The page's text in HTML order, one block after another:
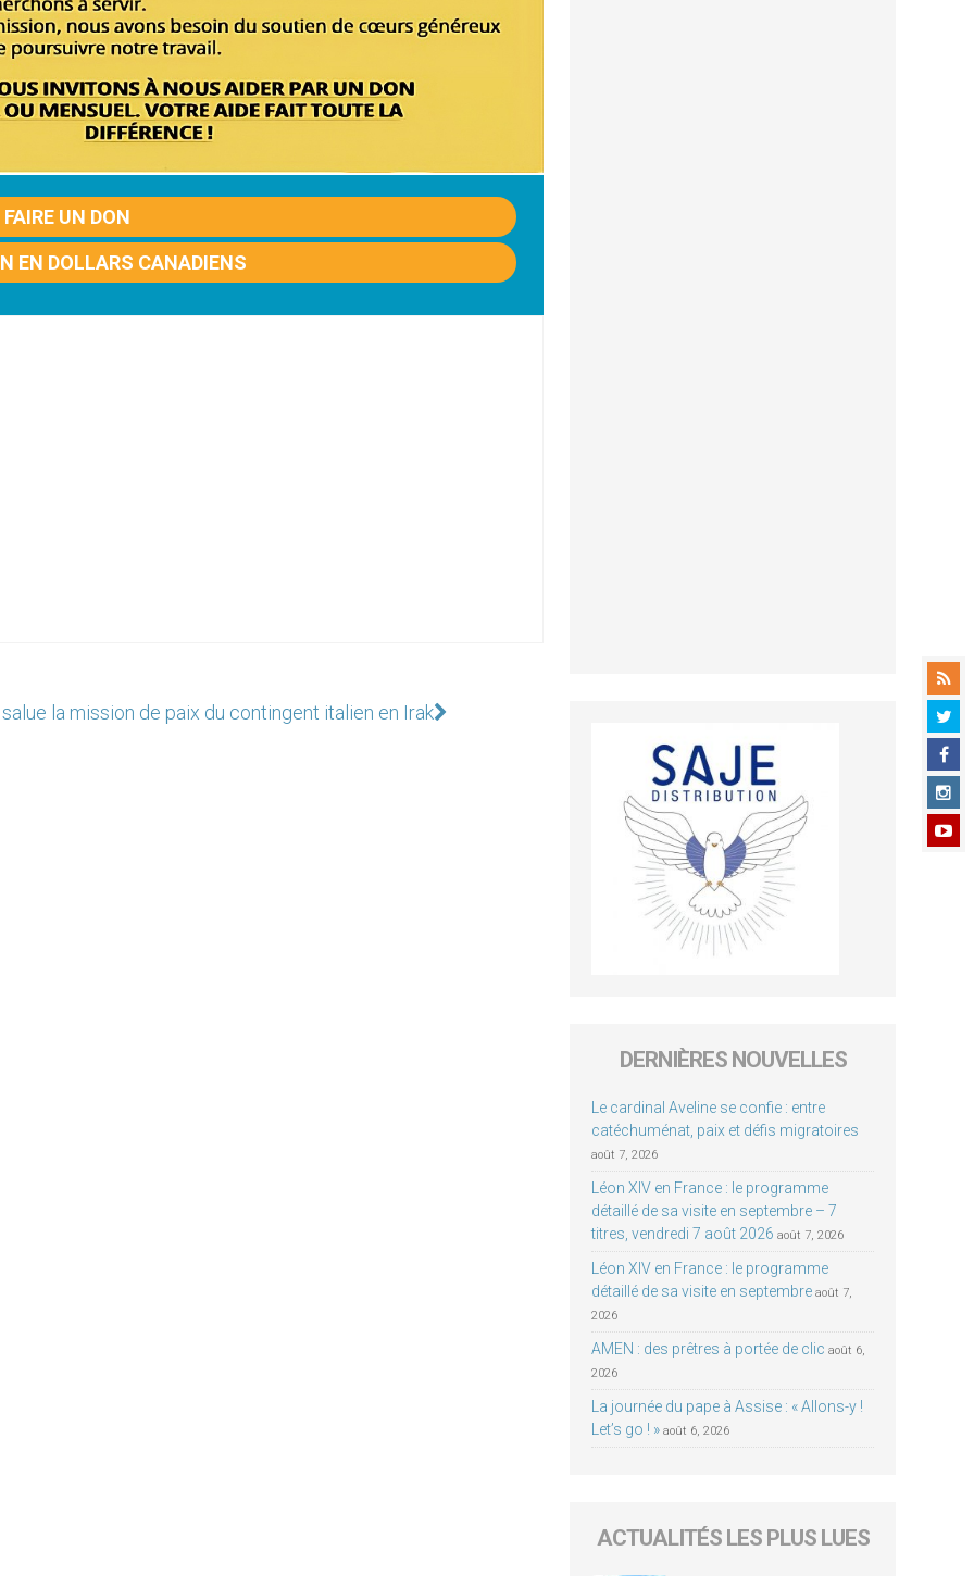
FAIRE UN DON
EN DOLLARS CANADIENS
la mission de paix du contingent italien en Irak
DERNIÈRES NOUVELLES
Le cardinal Aveline se confie : entre
catéchuménat, paix et défis migratoires
août 7, 2026
Léon XIV en France : le programme
détaillé de sa visite en septembre – 7
titres, vendredi 7 août 2026 août 7, 2026
Léon XIV en France : le programme
détaillé de sa visite en septembre août 7,
2026
AMEN : des prêtres à portée de clic août 6,
2026
La journée du pape à Assise : « Allons-y !
Let’s go ! » août 6, 2026
ACTUALITÉS LES PLUS LUES